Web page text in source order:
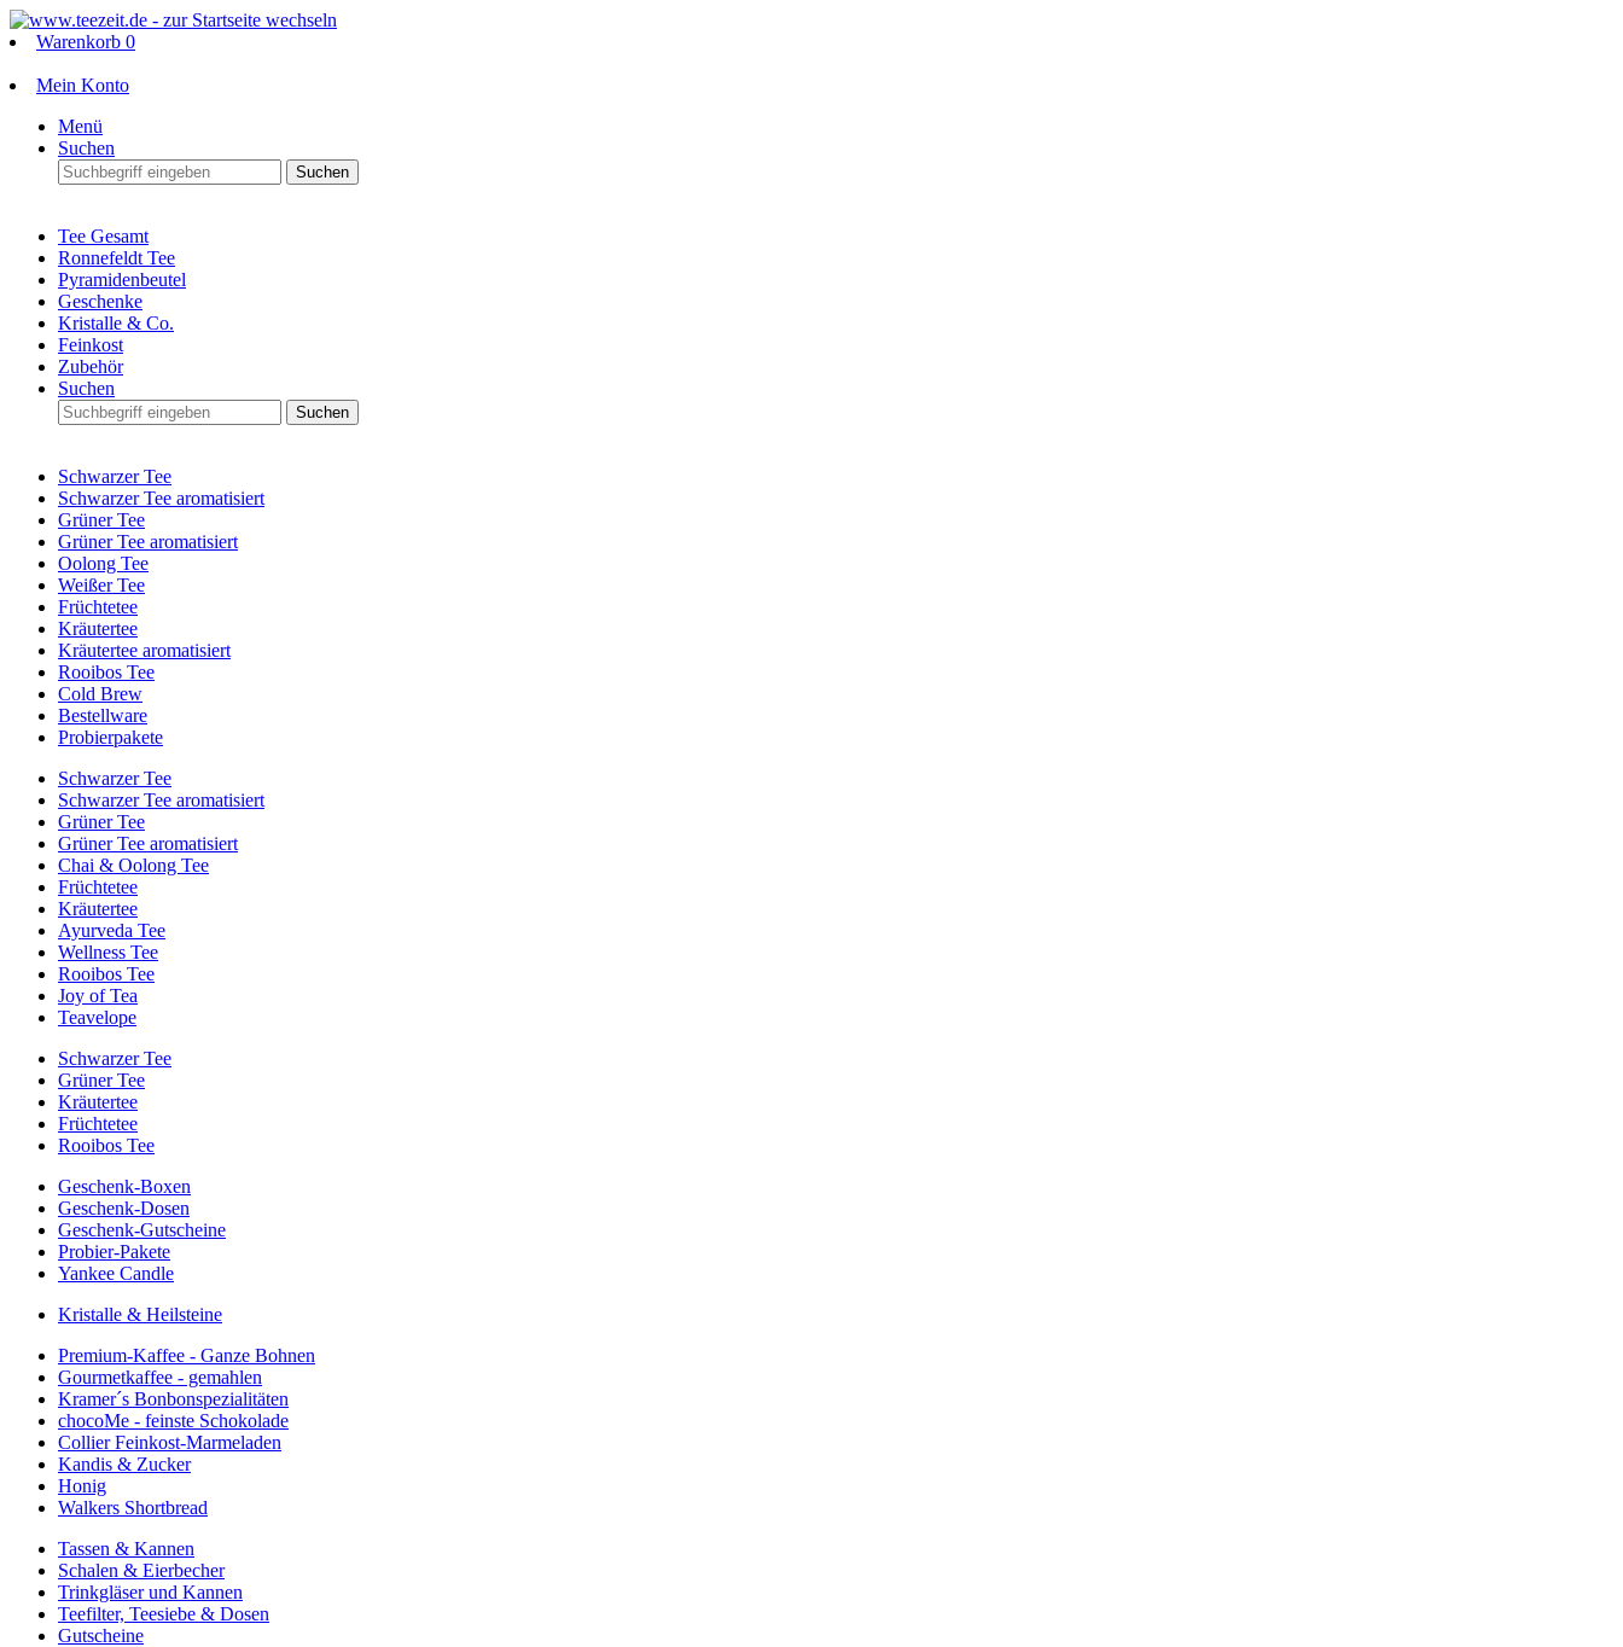
Warenkorb 0
Mein Konto
Menü
Suchen
Suchen
Tee Gesamt
Ronnefeldt Tee
Pyramidenbeutel
Geschenke
Kristalle & Co.
Feinkost
Zubehör
Suchen
Suchen
Schwarzer Tee
Schwarzer Tee aromatisiert
Grüner Tee
Grüner Tee aromatisiert
Oolong Tee
Weißer Tee
Früchtetee
Kräutertee
Kräutertee aromatisiert
Rooibos Tee
Cold Brew
Bestellware
Probierpakete
Schwarzer Tee
Schwarzer Tee aromatisiert
Grüner Tee
Grüner Tee aromatisiert
Chai & Oolong Tee
Früchtetee
Kräutertee
Ayurveda Tee
Wellness Tee
Rooibos Tee
Joy of Tea
Teavelope
Schwarzer Tee
Grüner Tee
Kräutertee
Früchtetee
Rooibos Tee
Geschenk-Boxen
Geschenk-Dosen
Geschenk-Gutscheine
Probier-Pakete
Yankee Candle
Kristalle & Heilsteine
Premium-Kaffee - Ganze Bohnen
Gourmetkaffee - gemahlen
Kramer´s Bonbonspezialitäten
chocoMe - feinste Schokolade
Collier Feinkost-Marmeladen
Kandis & Zucker
Honig
Walkers Shortbread
Tassen & Kannen
Schalen & Eierbecher
Trinkgläser und Kannen
Teefilter, Teesiebe & Dosen
Gutscheine